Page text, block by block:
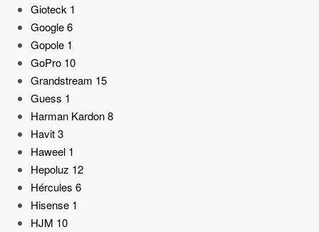
Gioteck 1
Google6
Gopole 1
GoPro 10
Grandstream 15
Guess 1
Harman Kardon8
Havit3
Haweel 1
Hepoluz 12
Hércules 6
Hisense 1
HJM 10